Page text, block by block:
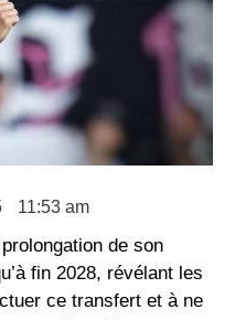
11:53 am
de son
fin 2028, révélant les
ce transfert et à ne